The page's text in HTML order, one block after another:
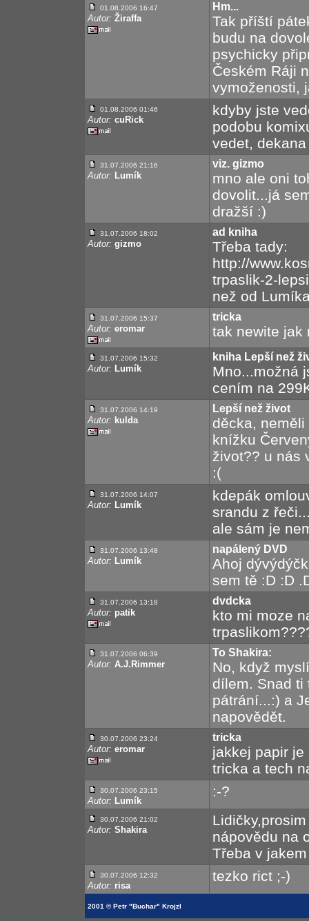
01.08.2006 16:47
Autor: Žiraffa
Hm...
Tak příští
budu na
psychicky
Českém Ráji
vymoženosti,
01.08.2006 01:46
Autor: cuRick
kdyby jste
podobu
vedet,
31.07.2006 21:16
Autor: Lumík
viz. gizmo
mno ale oni
dovolit...já
dražší :)
31.07.2006 18:02
Autor: gizmo
ad kniha
Třeba tady:
http://
trpaslik-2-
než od
31.07.2006 15:37
Autor: eromar
tricka
tak newite jak
31.07.2006 15:32
Autor: Lumík
kniha Lepší než
Mno...možná
cením na
31.07.2006 14:19
Autor: kulda
Lepší než život
děcka,
knížku
život?? u nás
:(
31.07.2006 14:07
Autor: Lumík
kdepák
srandu z
ale sám je
31.07.2006 13:48
Autor: Lumík
napálený DVD
Ahoj
sem tě :D :D
31.07.2006 13:18
Autor: patik
dvdcka
kto mi moze
31.07.2006 06:39
Autor: A.J.Rimmer
To Shakira:
No, když
dílem. Snad ti
pátrání...:) a
napovědět.
30.07.2006 23:24
Autor: eromar
tricka
jakkej papir
tricka a tech
30.07.2006 23:15
Autor: Lumík
:-?
30.07.2006 21:02
Autor: Shakira
nápovědu na
Třeba v
30.07.2006 12:32
Autor: risa
tezko rict ;-)
2001 © Petr "Buchar" Krojzl